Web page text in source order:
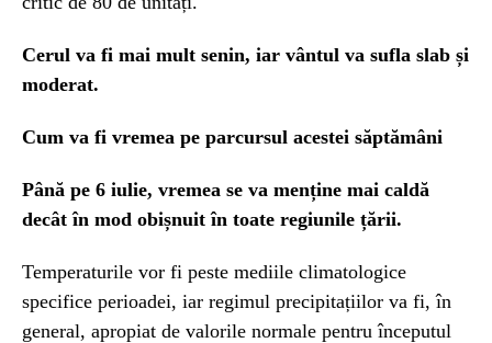
Cerul va fi mai mult senin, iar vântul va sufla slab și
moderat.
Cum va fi vremea pe parcursul acestei săptămâni
Până pe 6 iulie, vremea se va menține mai caldă
decât în mod obișnuit în toate regiunile țării.
Temperaturile vor fi peste mediile climatologice
specifice perioadei, iar regimul precipitațiilor va fi, în
general, apropiat de valorile normale pentru începutul